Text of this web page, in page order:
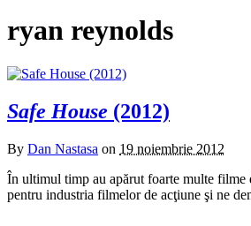
ryan reynolds
Safe House (2012)
By Dan Nastasa on 19 noiembrie 2012
În ultimul timp au apărut foarte multe filme
pentru industria filmelor de acţiune şi ne